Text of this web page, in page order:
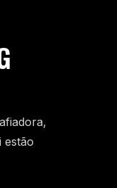
estão